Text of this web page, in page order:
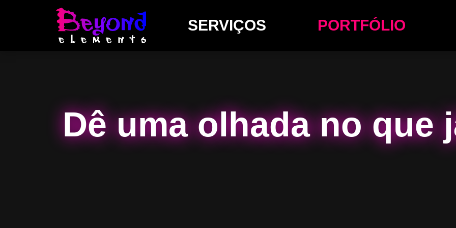
SERVIÇOS PORTFÓLIO
Dê uma olhada no que